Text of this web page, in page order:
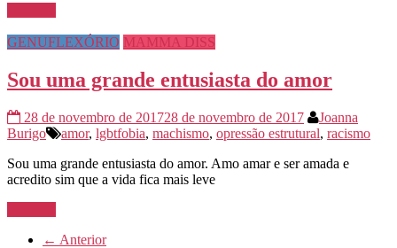
GENUFLEXÓRIO MAMMA DISS
Sou uma grande entusiasta do amor
28 de novembro de 201728 de novembro de 2017
Joanna
Burigo
amor, lgbtfobia, machismo, opressão estrutural, racismo
Sou uma grande entusiasta do amor. Amo amar e ser amada e
acredito sim que a vida fica mais leve
← Anterior